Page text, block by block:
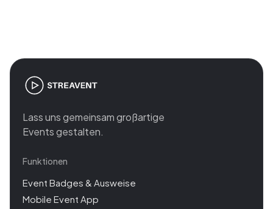
Lass uns gemeinsam großartige
Events gestalten.
Funktionen
Event Badges & Ausweise
Mobile Event App